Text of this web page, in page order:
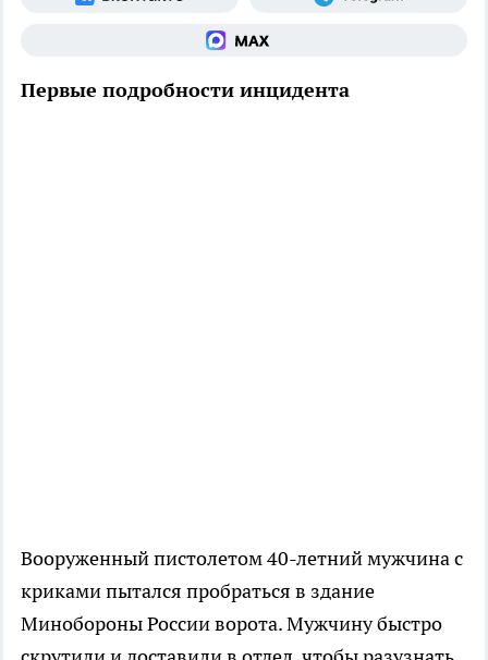
Первые подробности инцидента
Вооруженный пистолетом 40-летний мужчина с
криками пытался пробраться в здание
Минобороны России ворота. Мужчину быстро